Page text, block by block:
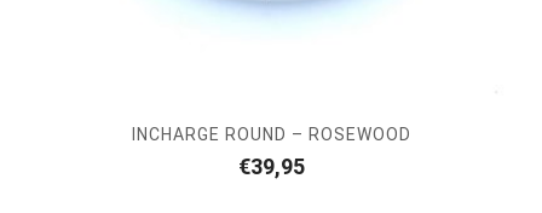
INCHARGE ROUND – ROSEWOOD
€39,95